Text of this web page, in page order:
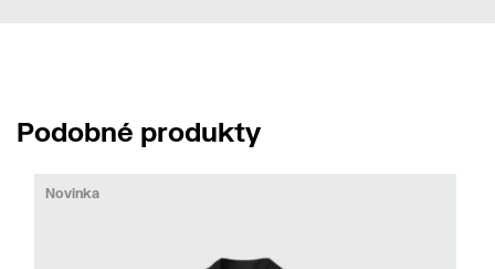
Podobné produkty
Novinka